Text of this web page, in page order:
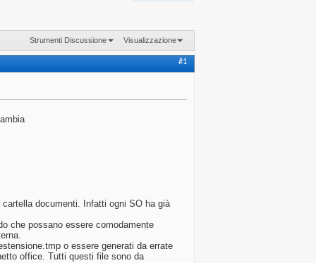
Strumenti Discussione Visualizzazione
#1
documenti. Infatti ogni SO ha già
che possano essere comodamente
o essere generati da errate
office. Tutti questi file sono da